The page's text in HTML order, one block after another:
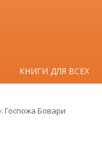
КНИГИ ДЛЯ ВСЕХ
Госпожа Бовари